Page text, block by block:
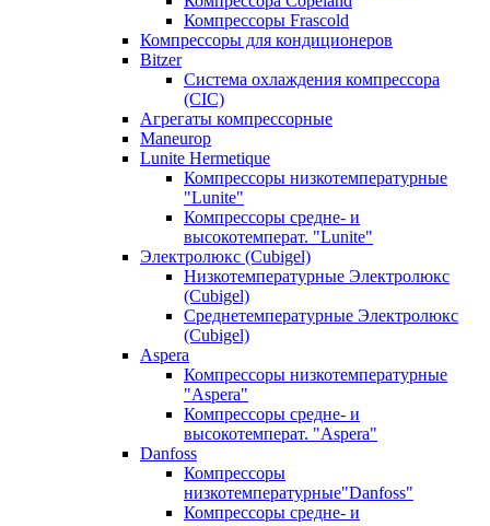
Компрессоры Frascold
Компрессоры для кондиционеров
Bitzer
Система охлаждения компрессора
(CIC)
Агрегаты компрессорные
Maneurop
Lunite Hermetique
Компрессоры низкотемпературные
"Lunite"
Компрессоры средне- и
высокотемперат. "Lunite"
Электролюкс (Cubigel)
Низкотемпературные Электролюкс
(Cubigel)
Среднетемпературные Электролюкс
(Cubigel)
Aspera
Компрессоры низкотемпературные
"Aspera"
Компрессоры средне- и
высокотемперат. "Aspera"
Danfoss
Компрессоры
низкотемпературные"Danfoss"
Компрессоры средне- и